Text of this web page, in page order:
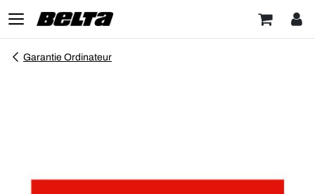
Garantie Ordinateur